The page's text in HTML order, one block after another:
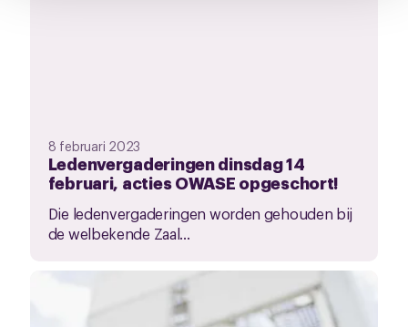
8 februari 2023
Ledenvergaderingen dinsdag 14
februari, acties OWASE opgeschort!
Die ledenvergaderingen worden gehouden bij
de welbekende Zaal...